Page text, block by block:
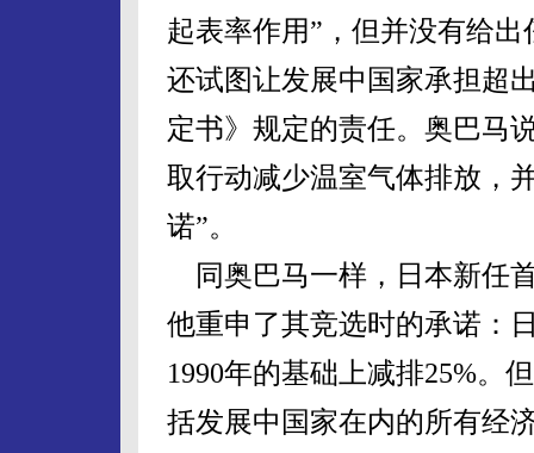
起表率作用”，但并没有给
还试图让发展中国家承担超
定书》规定的责任。奥巴马
取行动减少温室气体排放，
诺”。
同奥巴马一样，日本新任
他重申了其竞选时的承诺：
1990年的基础上减排25%。
括发展中国家在内的所有经